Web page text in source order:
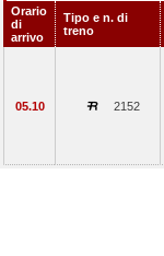
Orario
di
arrivo
Tipo e n. di
treno
05.10 2152